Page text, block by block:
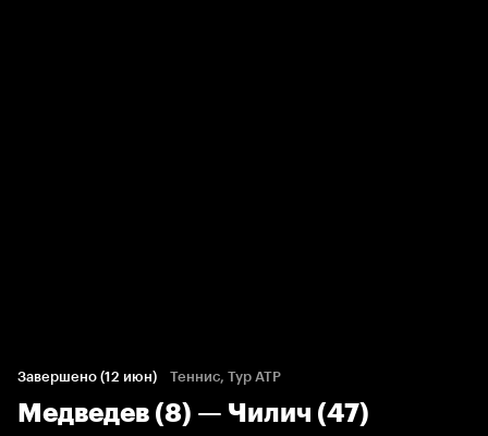
Завершено (12 июн) Теннис, Тур ATP
Медведев (8) — Чилич (47)